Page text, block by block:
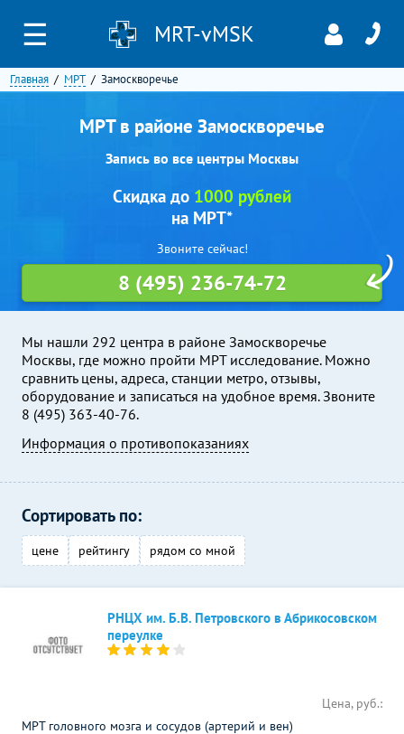
☰ MRT-vMSK
Главная МРТ Замоскворечье
МРТ в районе Замоскворечье
Запись во все центры Москвы
Мы нашли 292 центра в районе Замоскворечье
Москвы, где можно пройти МРТ исследование. Можно
сравнить цены, адреса, станции метро, отзывы,
оборудование и записаться на удобное время. Звоните
8 (495) 363-40-76.
Информация о противопоказаниях
Скидка до 1000 рублей
на МРТ*
Звоните сейчас!
8 (495) 236-74-72
Сортировать по:
цене рейтингу рядом со мной
РНЦХ им. Б.В. Петровского в Абрикосовском
переулке
Цена, руб.:
МРТ головного мозга и сосудов (артерий и вен)